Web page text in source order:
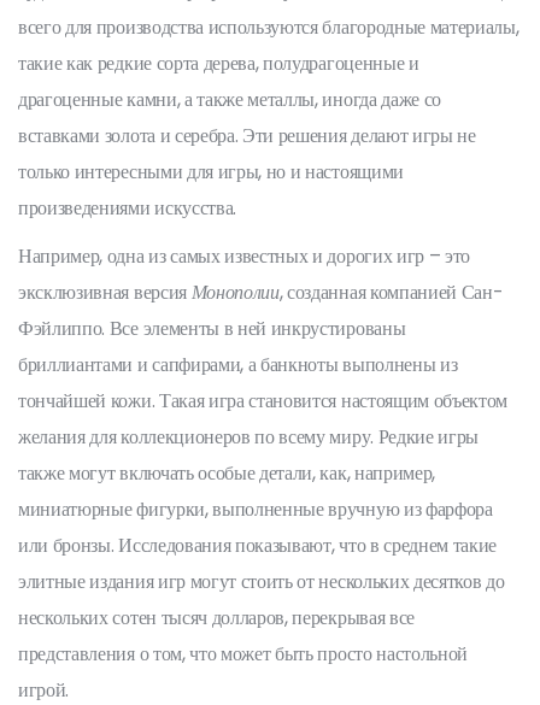
всего для производства используются благородные материалы,
такие как редкие сорта дерева, полудрагоценные и
драгоценные камни, а также металлы, иногда даже со
вставками золота и серебра. Эти решения делают игры не
только интересными для игры, но и настоящими
произведениями искусства.
Например, одна из самых известных и дорогих игр – это
эксклюзивная версияМонополии, созданная компанией Сан-
Фэйлиппо. Все элементы в ней инкрустированы
бриллиантами и сапфирами, а банкноты выполнены из
тончайшей кожи. Такая игра становится настоящим объектом
желания для коллекционеров по всему миру. Редкие игры
также могут включать особые детали, как, например,
миниатюрные фигурки, выполненные вручную из фарфора
или бронзы. Исследования показывают, что в среднем такие
элитные издания игр могут стоить от нескольких десятков до
нескольких сотен тысяч долларов, перекрывая все
представления о том, что может быть просто настольной
игрой.